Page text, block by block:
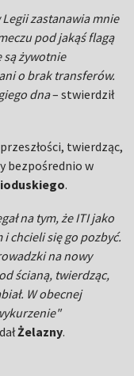
zastanawia mnie
pod jakąś flagą
są żywotnie
o brak transferów.
dna– stwierdził
twierdząc,
bezpośrednio w
.
na tym, że ITI jako
chcieli się go pozbyć.
na nowy
ścianą, twierdząc,
W obecnej
Żelazny.